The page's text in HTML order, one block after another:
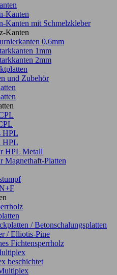
Kanten
Kanten mit Schmelzkleber
Kanten
0,6mm
1mm
2mm
und Zubehör
HPL
HPL
HPL Metall
Magnethaft-Platten
/ Betonschalungsplatten
/ Elliotis-Pine
Fichtensperrholz
beschichtet